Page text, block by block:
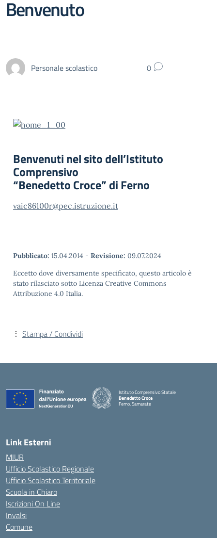
Benvenuto
Personale scolastico 0
Benvenuti nel sito dell’Istituto
Comprensivo
“Benedetto Croce” di Ferno
vaic86100r@pec.istruzione.it
Pubblicato: 15.04.2014 - Revisione: 09.07.2024
Eccetto dove diversamente specificato, questo articolo è
stato rilasciato sotto Licenza Creative Commons
Attribuzione 4.0 Italia.
Stampa / Condividi
Istituto Comprensivo Statale
Benedetto Croce
Ferno, Samarate
Link Esterni
MIUR
Ufficio Scolastico Regionale
Ufficio Scolastico Territoriale
Scuola in Chiaro
Iscrizioni On Line
Invalsi
Comune